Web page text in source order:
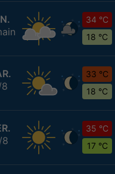
34 °C
18 °C
8
33 °C
18 °C
8
35 °C
17 °C